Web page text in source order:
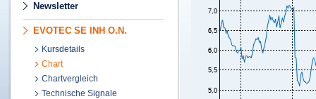
Newsletter
EVOTEC SE INH O.N.
Kursdetails
Chart
Chartvergleich
Technische Signale